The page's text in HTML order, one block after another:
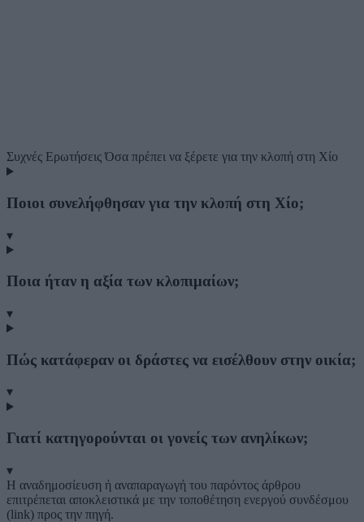
Συχνές ΕρωτήσειςΌσα πρέπει να ξέρετε για την κλοπή στη Χίο
Ποιοι συνελήφθησαν για την κλοπή στη Χίο;
▾
Ποια ήταν η αξία των κλοπιμαίων;
▾
Πώς κατάφεραν οι δράστες να εισέλθουν στην οικία;
▾
Γιατί κατηγορούνται οι γονείς των ανηλίκων;
▾
Η αναδημοσίευση ή αναπαραγωγή του παρόντος άρθρου
επιτρέπεται αποκλειστικά με την τοποθέτηση ενεργού συνδέσμου
(link) προς την πηγή.